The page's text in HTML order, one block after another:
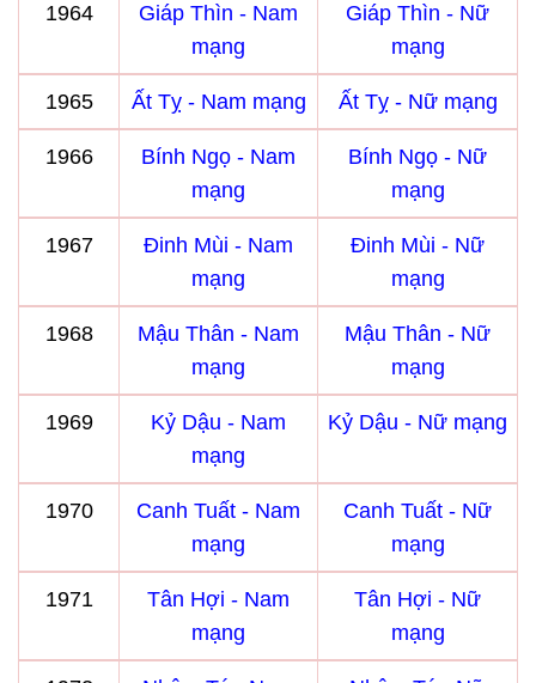
1964
Giáp Thìn - Nam
mạng
Giáp Thìn - Nữ
mạng
1965 Ất Tỵ - Nam mạng Ất Tỵ - Nữ mạng
1966
Bính Ngọ - Nam
mạng
Bính Ngọ - Nữ
mạng
1967
Đinh Mùi - Nam
mạng
Đinh Mùi - Nữ
mạng
1968
Mậu Thân - Nam
mạng
Mậu Thân - Nữ
mạng
1969
Kỷ Dậu - Nam
mạng
Kỷ Dậu - Nữ mạng
1970
Canh Tuất - Nam
mạng
Canh Tuất - Nữ
mạng
1971
Tân Hợi - Nam
mạng
Tân Hợi - Nữ
mạng